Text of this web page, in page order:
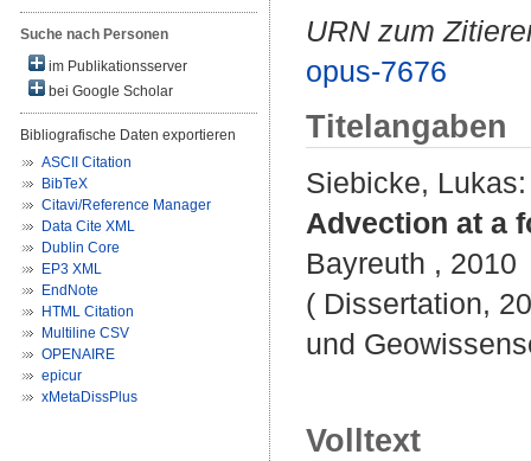
Suche nach Personen
im Publikationsserver
bei Google Scholar
Bibliografische Daten exportieren
ASCII Citation
BibTeX
Citavi/Reference Manager
Data Cite XML
Dublin Core
EP3 XML
EndNote
HTML Citation
Multiline CSV
OPENAIRE
epicur
xMetaDissPlus
URN zum
opus-7676
Titelangaben
Siebicke, Lukas:
Advection at a
Bayreuth , 2010
( Dissertation,
und
Volltext